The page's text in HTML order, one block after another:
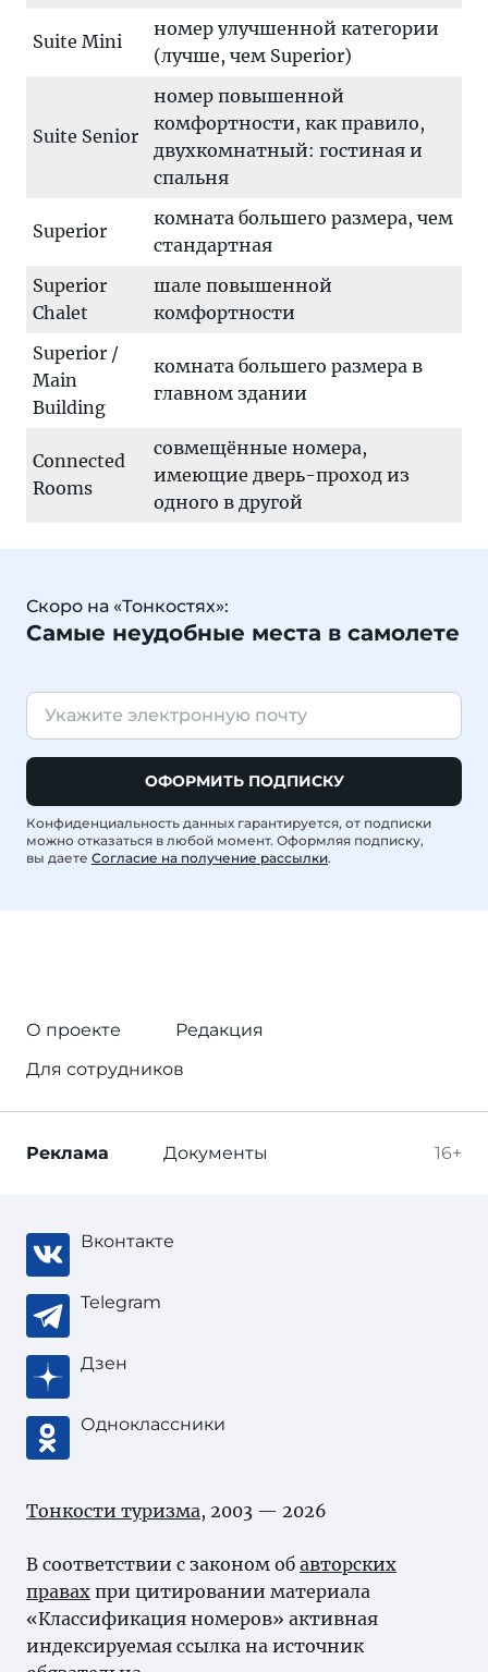
Suite Mini
номер улучшенной категории
(лучше, чем Superior)
Suite Senior
номер повышенной
комфортности, как правило,
двухкомнатный: гостиная и
спальня
Superior
комната большего размера, чем
стандартная
Superior
Chalet
шале повышенной
комфортности
Superior /
Main
Building
комната большего размера в
главном здании
Сonnected
Rooms
совмещённые номера,
имеющие дверь-проход из
одного в другой
Скоро на «Тонкостях»:
Самые неудобные места в самолете
ОФОРМИТЬ ПОДПИСКУ
Конфиденциальность данных гарантируется, от подписки
можно отказаться в любой момент. Оформляя подписку,
вы даете Согласие на получение рассылки.
О проекте
Редакция
Для сотрудников
16+
Реклама Документы
Вконтакте
Telegram
Дзен
Одноклассники
Тонкости туризма, 2003 — 2026
В соответствии с законом об авторских
правах при цитировании материала
«Классификация номеров» активная
индексируемая ссылка на источник